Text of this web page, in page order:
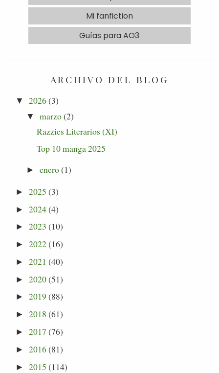
Mi fanfiction
Guías para AO3
ARCHIVO DEL BLOG
▼ 2026(3)
▼ marzo(2)
Razzies Literarios (XI)
Top 10 manga 2025
► enero(1)
►2025 (3)
►2024(4)
►2023 (10)
►2022(16)
►2021 (40)
►2020(51)
►2019 (88)
►2018 (61)
►2017 (76)
►2016(81)
►2015 (114)